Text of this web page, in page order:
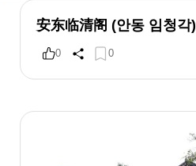
安东临清阁 (안동 임청각)
0 0